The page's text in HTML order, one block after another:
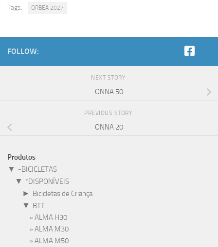
Tags: ORBEA 2027
FOLLOW:
NEXT STORY
ONNA 50
PREVIOUS STORY
ONNA 20
Produtos
▼ -BICICLETAS
▼ *DISPONÍVEIS
► Bicicletas de Criança
▼ BTT
ALMA H30
ALMA M30
ALMA M50